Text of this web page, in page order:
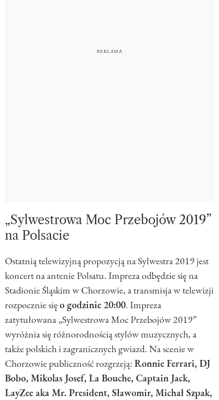
„Sylwestrowa Moc Przebojów 2019”
na Polsacie
Ostatnią telewizyjną propozycją na Sylwestra 2019 jest
koncert na antenie Polsatu. Impreza odbędzie się na
Stadionie Śląskim w Chorzowie, a transmisja w telewizji
rozpocznie sięo godzinie 20:00. Impreza
zatytułowana „Sylwestrowa Moc Przebojów 2019”
wyróżnia się różnorodnością stylów muzycznych, a
także polskich i zagranicznych gwiazd. Na scenie w
Chorzowie publiczność rozgrzeją:Ronnie Ferrari, DJ
Bobo, Mikolas Josef, La Bouche, Captain Jack,
LayZee aka Mr. President, Sławomir, Michał Szpak,